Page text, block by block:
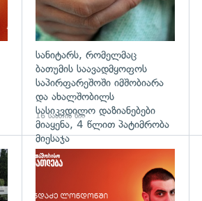
სანიტარს, რომელმაც
ბათუმის საავადმყოფოს
საპირფარეშოში იმშობიარა
და ახალშობილს
სასიკვდილო დაზიანებები
მიაყენა, 4 წლით პატიმრობა
მიესაჯა
16 საათის წინ